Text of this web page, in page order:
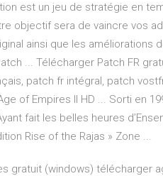
est un jeu de stratégie en
objectif sera de vaincre vos
ainsi que les améliorations
... Télécharger Patch FR
patch fr intégral, patch
of Empires II HD ... Sorti en
fait les belles heures
Rise of the Rajas » Zone ...
gratuit (windows) télécharger